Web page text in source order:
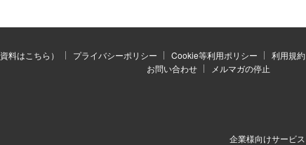
料はこちら） プライバシーポリシー Cookie等利用ポリシー 利用規約
お問い合わせ
メルマガの停止
企業様向けサービス